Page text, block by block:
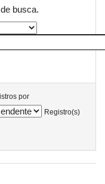
busca.
por
Registro(s)